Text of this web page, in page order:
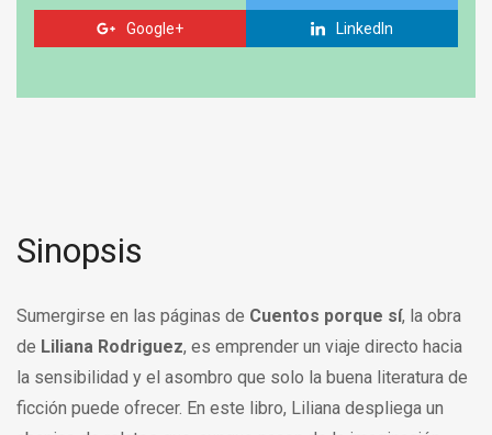
Google+ LinkedIn
Sinopsis
Sumergirse en las páginas de Cuentos porque sí, la obra
de Liliana Rodriguez, es emprender un viaje directo hacia
la sensibilidad y el asombro que solo la buena literatura de
ficción puede ofrecer. En este libro, Liliana despliega un